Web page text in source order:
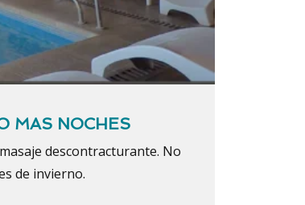
MAS NOCHES
descontracturante. No
de invierno.